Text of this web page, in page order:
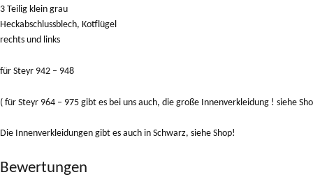
3 Teilig klein grau
Heckabschlussblech, Kotflügel
rechts und links
für Steyr 942 – 948
( für Steyr 964 – 975 gibt es bei uns auch, die große Innenverkleidung ! siehe
Die Innenverkleidungen gibt es auch in Schwarz, siehe Shop!
Bewertungen